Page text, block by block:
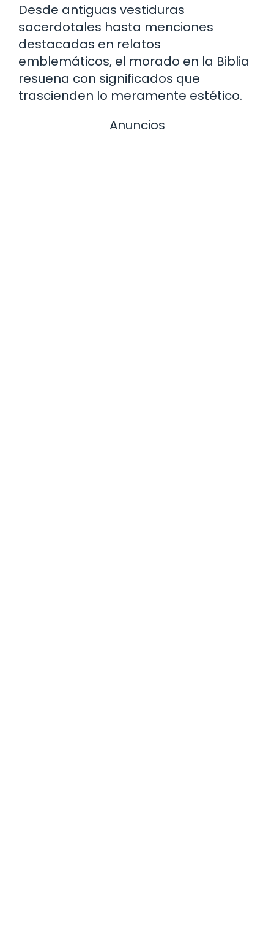
Desde antiguas vestiduras
sacerdotales hasta menciones
destacadas en relatos
emblemáticos, el morado en la Biblia
resuena con significados que
trascienden lo meramente estético.
Anuncios